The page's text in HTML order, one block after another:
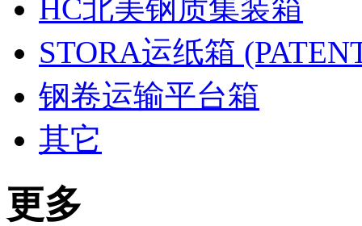
HC北美钢质集装箱
STORA运纸箱
钢卷运输平台箱
其它
更多